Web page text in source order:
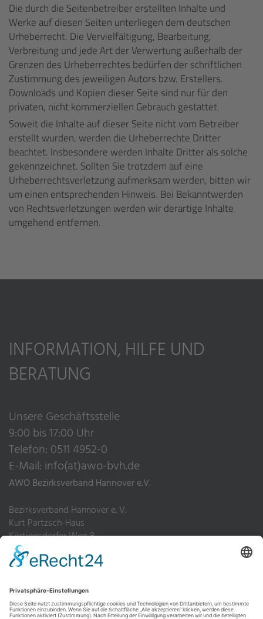
Die durch die Seitenbetreiber erstellten Inhalte und
Werke auf diesen Seiten unterliegen dem deutschen
Urheberrecht. Die Vervielfältigung, Bearbeitung,
Verbreitung und jede Art der Verwertung außerhalb der
Grenzen des Urheberrechtes bedürfen der schriftlichen
Zustimmung des jeweiligen Autors bzw. Erstellers.
Downloads und Kopien dieser Seite sind nur für den
privaten, nicht kommerziellen Gebrauch gestattet.
Soweit die Inhalte auf dieser Seite nicht vom Betreiber
erstellt wurden, werden die Urheberrechte Dritter
beachtet. Insbesondere werden Inhalte Dritter als solche
gekennzeichnet. Sollten Sie trotzdem auf eine
Urheberrechtsverletzung aufmerksam werden, bitten wir
um einen entsprechenden Hinweis. Bei Bekanntwerden
von Rechtsverletzungen werden wir derartige Inhalte
umgehend entfernen.
INFORMATION, HILFE UND
BERATUNG
Unsere Geschäftsstelle
9:00 bis 17:00 Uhr
Telefon: 0511 4952-0
E-Mail: info(at)awo-bvh.de
AWO Bezirksverband Hannover e.V.
Bezirksverband Hannover e. V.
Kurt Partzsch-Haus
Körtingsdorfer Weg 8
30455 Hannover
Fax: 0511 4952-200
Impressum